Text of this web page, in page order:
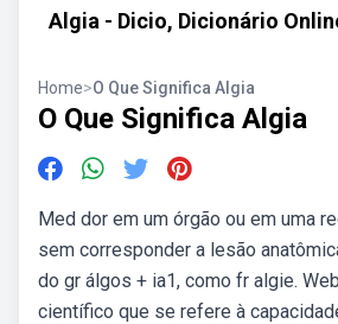
Algia - Dicio, Dicionário
Home>O Que Significa Algia
O Que Significa Algia
Med dor em um órgão ou em uma
sem corresponder a lesão
do gr álgos + ia1, como fr algie.
científico que se refere à